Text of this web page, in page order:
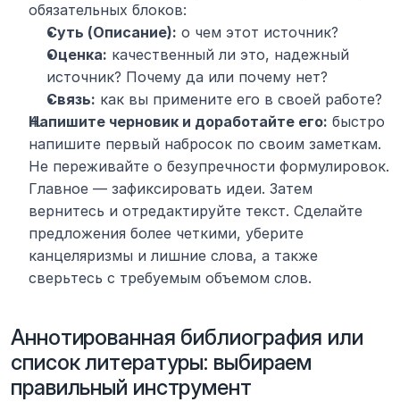
обязательных блоков:
Суть (Описание): о чем этот источник?
Оценка: качественный ли это, надежный
источник? Почему да или почему нет?
Связь: как вы примените его в своей работе?
Напишите черновик и доработайте его: быстро
напишите первый набросок по своим заметкам.
Не переживайте о безупречности формулировок.
Главное — зафиксировать идеи. Затем
вернитесь и отредактируйте текст. Сделайте
предложения более четкими, уберите
канцеляризмы и лишние слова, а также
сверьтесь с требуемым объемом слов.
Аннотированная библиография или
список литературы: выбираем
правильный инструмент